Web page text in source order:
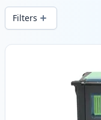
snelle levering
Filters
Producten